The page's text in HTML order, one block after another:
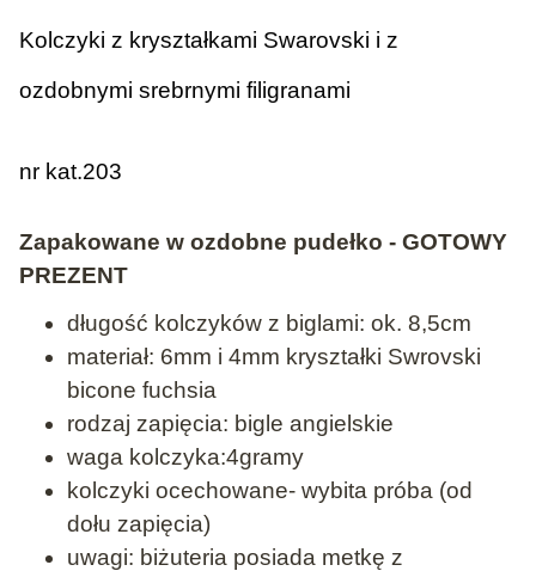
Kolczyki z kryształkami Swarovski i z
ozdobnymi srebrnymi filigranami
nr kat.203
Zapakowane w ozdobne pudełko - GOTOWY
PREZENT
długość kolczyków z biglami: ok. 8,5cm
materiał: 6mm i 4mm kryształki Swrovski
bicone fuchsia
rodzaj zapięcia: bigle angielskie
waga kolczyka:4gramy
kolczyki ocechowane- wybita próba (od
dołu zapięcia)
uwagi: biżuteria posiada metkę z